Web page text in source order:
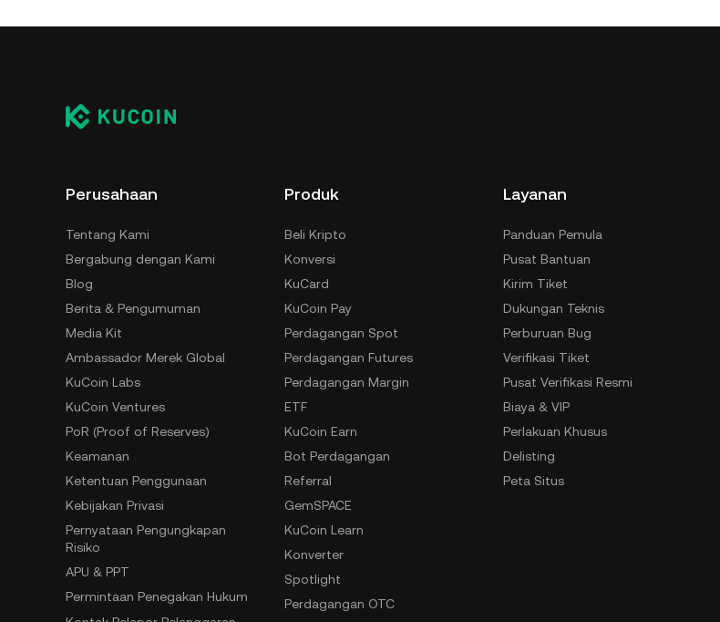
Perusahaan
Tentang Kami
Bergabung dengan Kami
Blog
Berita & Pengumuman
Media Kit
Ambassador Merek Global
KuCoin Labs
KuCoin Ventures
PoR (Proof of Reserves)
Keamanan
Ketentuan Penggunaan
Kebijakan Privasi
Pernyataan Pengungkapan
Risiko
APU & PPT
Permintaan Penegakan Hukum
Produk
Beli Kripto
Konversi
KuCard
KuCoin Pay
Perdagangan Spot
Perdagangan Futures
Perdagangan Margin
ETF
KuCoin Earn
Bot Perdagangan
Referral
GemSPACE
KuCoin Learn
Konverter
Spotlight
Perdagangan OTC
Layanan
Panduan Pemula
Pusat Bantuan
Kirim Tiket
Dukungan Teknis
Perburuan Bug
Verifikasi Tiket
Pusat Verifikasi Resmi
Biaya & VIP
Perlakuan Khusus
Delisting
Peta Situs